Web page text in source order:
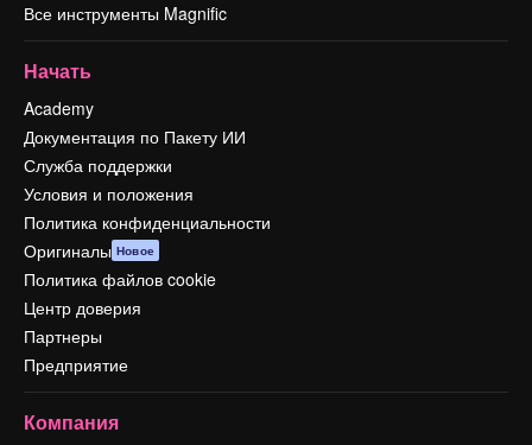
Все инструменты Magnific
Начать
Academy
Документация по Пакету ИИ
Служба поддержки
Условия и положения
Политика конфиденциальности
Оригиналы Новое
Политика файлов cookie
Центр доверия
Партнеры
Предприятие
Компания